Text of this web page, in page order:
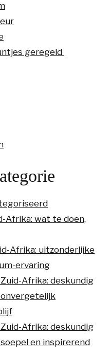
geregeld
Afrika: wat te doen,
Afrika: uitzonderlijke
ervaring
Afrika: deskundig
onvergetelijk
Afrika: deskundig
en inspirerend